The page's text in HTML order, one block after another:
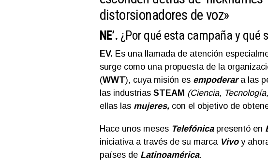
distorsionadores de voz»
NE’. ¿Por qué esta campaña y
EV. Es una llamada de atención
surge como una propuesta de la
(WWT), cuya misión es empoderara las
las industriasSTEAM (Ciencia,
ellas las mujeres,con el objetivo de
Hace unos meses Telefónicapresentó en
iniciativa a través de su marca Vivoy
países de Latinoamérica.